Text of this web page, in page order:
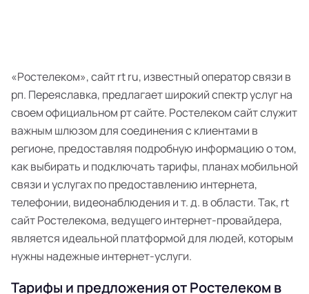
«Ростелеком», сайт rt ru, известный оператор связи в
рп. Переяславка, предлагает широкий спектр услуг на
своем официальном рт сайте. Ростелеком сайт служит
важным шлюзом для соединения с клиентами в
регионе, предоставляя подробную информацию о том,
как выбирать и подключать тарифы, планах мобильной
связи и услугах по предоставлению интернета,
телефонии, видеонаблюдения и т. д. в области. Так, rt
сайт Ростелекома, ведущего интернет-провайдера,
является идеальной платформой для людей, которым
нужны надежные интернет-услуги.
Тарифы и предложения от Ростелеком в